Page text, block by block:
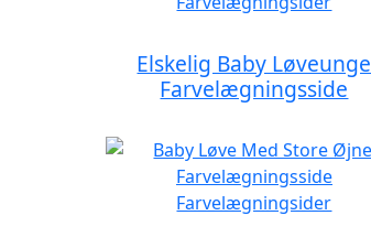
Elskelig Baby Løveunge
Farvelægningsside